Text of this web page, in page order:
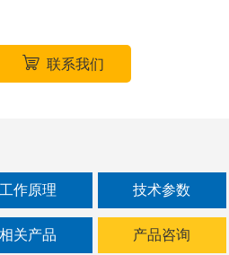
联系我们
工作原理 技术参数
相关产品 产品咨询